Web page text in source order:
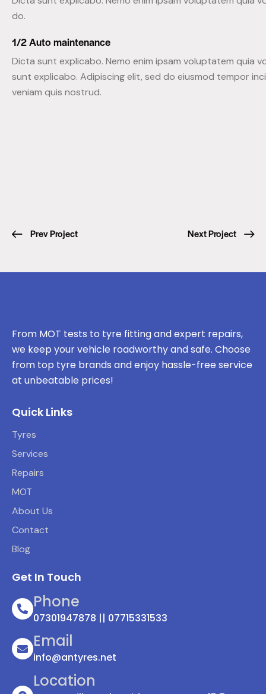
do.
1/2 Auto maintenance
Dicta sunt explicabo. Nemo enim ipsam voluptatem
sunt explicabo. Adipiscing elit, sed do eiusmod tempor
veniam quis nostrud.
Prev Project Next Project
From MOT tests to tyre fitting and expert repairs,
we keep your vehicle roadworthy and safe. Choose
from top tyre brands and enjoy hassle-free service
at unbeatable prices!
Quick Links
Tyres
Services
Repairs
MOT
About Us
Contact
Blog
Get In Touch
Phone
07301947878 || 07715331533
Email
info@antyres.net
Location